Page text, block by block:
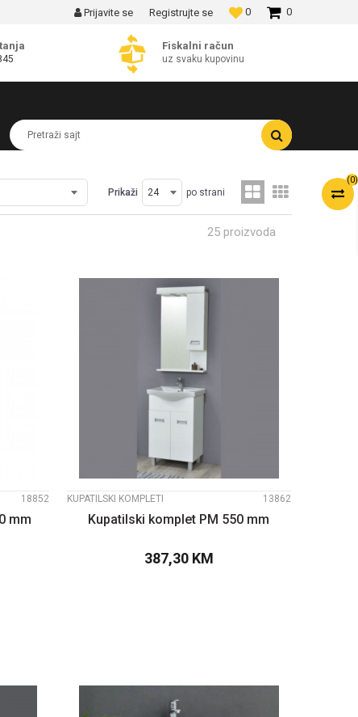
0
0
Prijavite se Registrujte se
Fiskalni račun
uz svaku kupovinu
Pretraži sajt
(0)
Prikaži po strani
25 proizvoda
18852
mm
UPOREDI
KUPATILSKI KOMPLETI 13862
Kupatilski komplet PM 550 mm
387,30 KM